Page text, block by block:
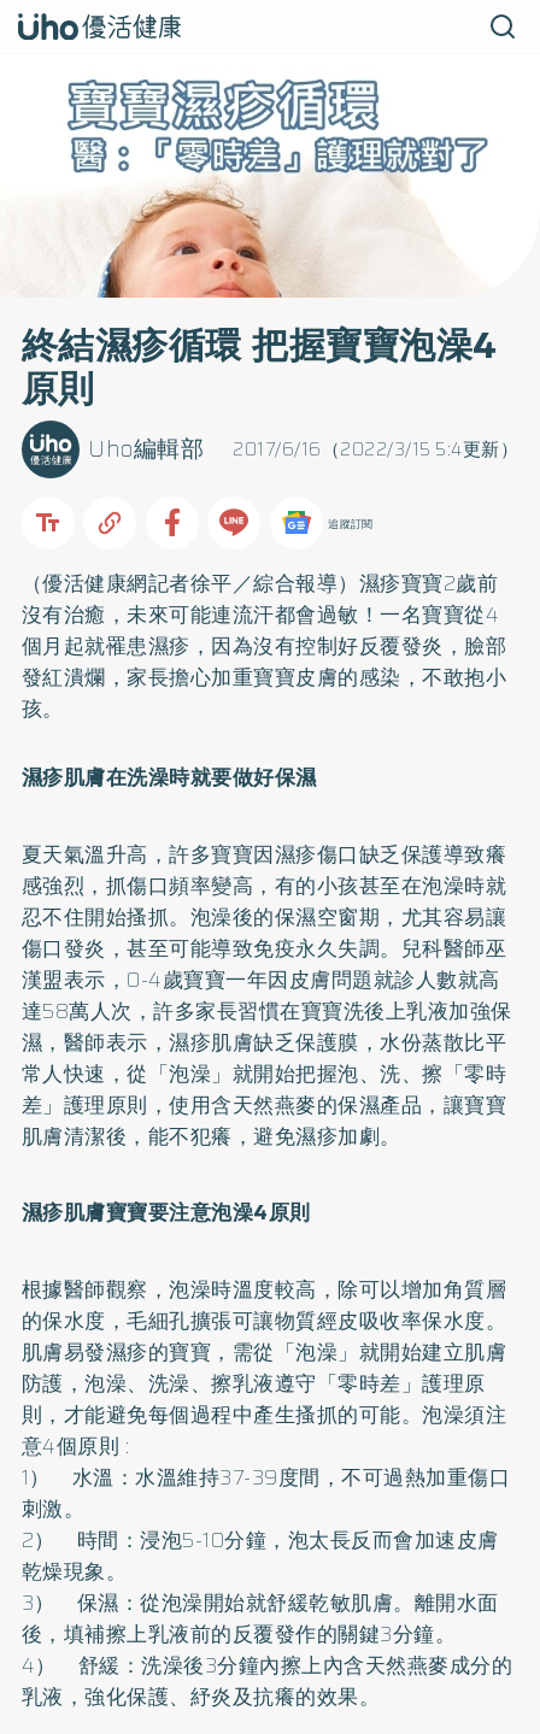
終結濕疹循環 把握寶寶泡澡4
原則
2017/6/16（2022/3/15 5:4更新）
Uho編輯部
追蹤訂閱
（優活健康網記者徐平／綜合報導）濕疹寶寶2歲前
沒有治癒，未來可能連流汗都會過敏！一名寶寶從4
個月起就罹患濕疹，因為沒有控制好反覆發炎，臉部
發紅潰爛，家長擔心加重寶寶皮膚的感染，不敢抱小
孩。
濕疹肌膚在洗澡時就要做好保濕
夏天氣溫升高，許多寶寶因濕疹傷口缺乏保護導致癢
感強烈，抓傷口頻率變高，有的小孩甚至在泡澡時就
忍不住開始搔抓。泡澡後的保濕空窗期，尤其容易讓
傷口發炎，甚至可能導致免疫永久失調。兒科醫師巫
漢盟表示，0-4歲寶寶一年因皮膚問題就診人數就高
達58萬人次，許多家長習慣在寶寶洗後上乳液加強保
濕，醫師表示，濕疹肌膚缺乏保護膜，水份蒸散比平
常人快速，從「泡澡」就開始把握泡、洗、擦「零時
差」護理原則，使用含天然燕麥的保濕產品，讓寶寶
肌膚清潔後，能不犯癢，避免濕疹加劇。
濕疹肌膚寶寶要注意泡澡4原則
根據醫師觀察，泡澡時溫度較高，除可以增加角質層
的保水度，毛細孔擴張可讓物質經皮吸收率保水度。
肌膚易發濕疹的寶寶，需從「泡澡」就開始建立肌膚
防護，泡澡、洗澡、擦乳液遵守「零時差」護理原
則，才能避免每個過程中產生搔抓的可能。泡澡須注
意4個原則 :
1） 水溫：水溫維持37-39度間，不可過熱加重傷口
刺激。
2） 時間：浸泡5-10分鐘，泡太長反而會加速皮膚
乾燥現象。
3） 保濕：從泡澡開始就舒緩乾敏肌膚。離開水面
後，填補擦上乳液前的反覆發作的關鍵3分鐘。
4） 舒緩：洗澡後3分鐘內擦上內含天然燕麥成分的
乳液，強化保護、紓炎及抗癢的效果。